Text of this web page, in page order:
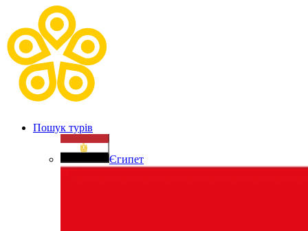
Пошук турів
Єгипет